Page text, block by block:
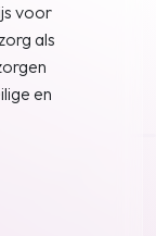
voor
als
en